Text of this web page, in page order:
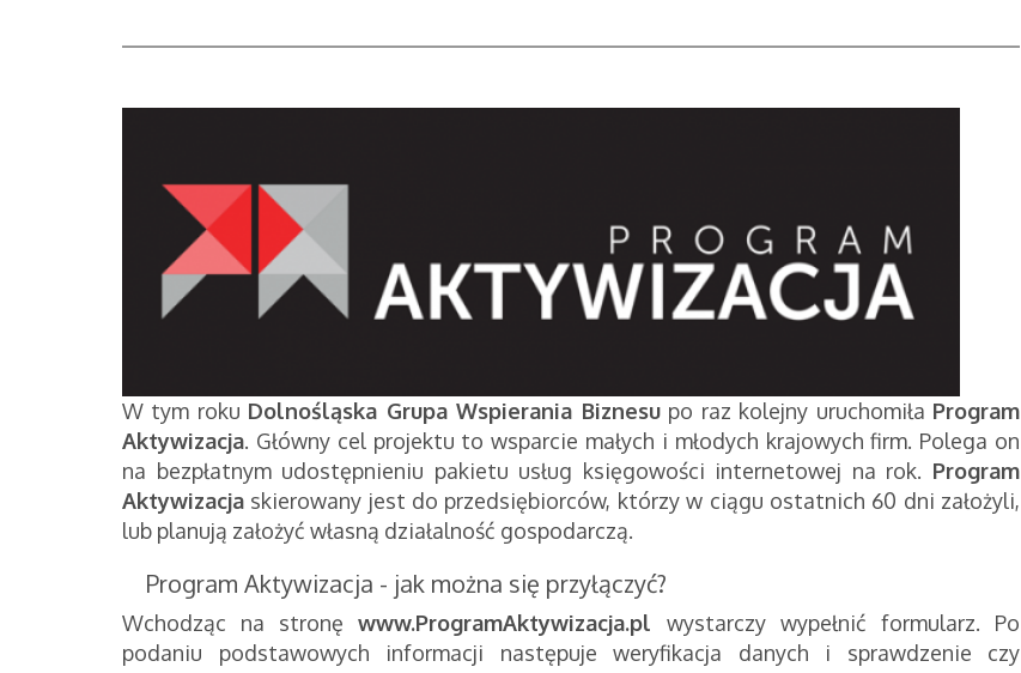
W tym roku Dolnośląska Grupa Wspierania Biznesupo raz kolejny uruchomiła Program
Aktywizacja. Główny cel projektu to wsparcie małych i młodych krajowych firm. Polega on
na bezpłatnym udostępnieniu pakietu usług księgowości internetowej na rok. Program
Aktywizacja skierowany jest do przedsiębiorców, którzy w ciągu ostatnich 60 dni założyli,
lub planują założyć własną działalność gospodarczą.
Program Aktywizacja - jak można się przyłączyć?
Wchodząc na stronęwww.ProgramAktywizacja.pl wystarczy wypełnić formularz. Po
podaniu podstawowych informacji następuje weryfikacja danych i sprawdzenie czy